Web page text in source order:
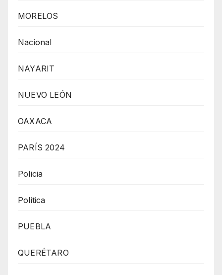
MORELOS
Nacional
NAYARIT
NUEVO LEÓN
OAXACA
PARÍS 2024
Policia
Politica
PUEBLA
QUERÉTARO